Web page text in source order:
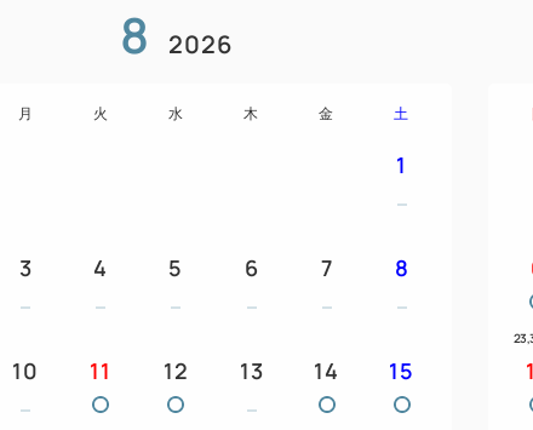
小学
ご予
お子
事前に
なお
までの
お子
8 2026
月 火 水 木 金 土
1
3 4 5 6 7 8
10 11 12 13 14 15